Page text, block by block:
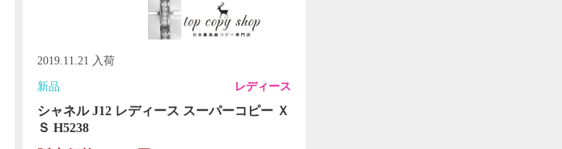
2019.11.21 入荷
新品 レディース
シャネル J12 レディース スーパーコピー Ｘ
Ｓ H5238